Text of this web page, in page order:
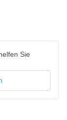
Sie